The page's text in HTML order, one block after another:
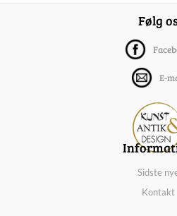
Følg
E-
Sidste
Kontakt